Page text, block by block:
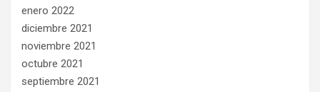
enero 2022
diciembre 2021
noviembre 2021
octubre 2021
septiembre 2021